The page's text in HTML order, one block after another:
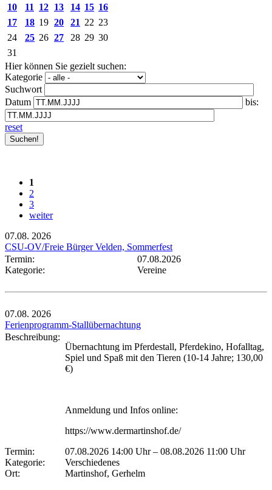
10
11 12 13 14 15 16
17
18 19 20 21 22 23
24
25 26 27 28 29 30
31
Hier können Sie gezielt suchen:
Kategorie
Suchwort
Datum
bis:
reset
1
2
3
weiter
07.08. 2026
CSU-OV/Freie Bürger Velden, Sommerfest
Termin:
07.08.2026
Kategorie:
Vereine
07.08. 2026
Ferienprogramm-Stallübernachtung
Beschreibung:
Übernachtung im Pferdestall, Pferdekino, Hofalltag,
Spiel und Spaß mit den Tieren (10-14 Jahre; 130,00
€)
Anmeldung und Infos online:
https://www.dermartinshof.de/
Termin:
07.08.2026 14:00 Uhr– 08.08.2026 11:00 Uhr
Kategorie:
Verschiedenes
Ort:
Martinshof, Gerhelm